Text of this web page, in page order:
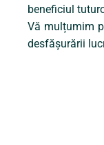
beneficiul
Vă mulțumim
desfășurării